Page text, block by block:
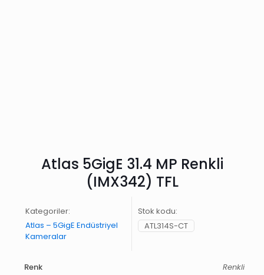
Atlas 5GigE 31.4 MP Renkli
(IMX342) TFL
Kategoriler:
Atlas – 5GigE Endüstriyel
Kameralar
Stok kodu:
ATL314S-CT
Renk
Renkli